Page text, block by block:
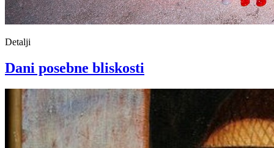
Detalji
Dani posebne bliskosti